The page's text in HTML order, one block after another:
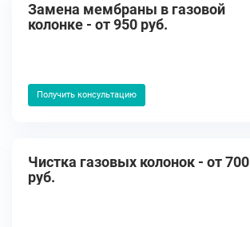
Замена мембраны в газовой
колонке - от 950 руб.
Получить консультацию
Чистка газовых колонок - от 700
руб.